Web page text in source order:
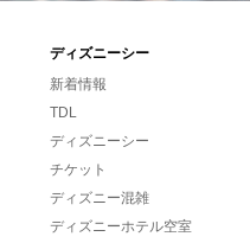
ディズニーシー
新着情報
TDL
ディズニーシー
チケット
ディズニー混雑
ディズニーホテル空室